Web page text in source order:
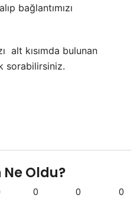
bağlantımızı
alt kısımda bulunan
sorabilirsiniz.
Oldu?
0 0 0